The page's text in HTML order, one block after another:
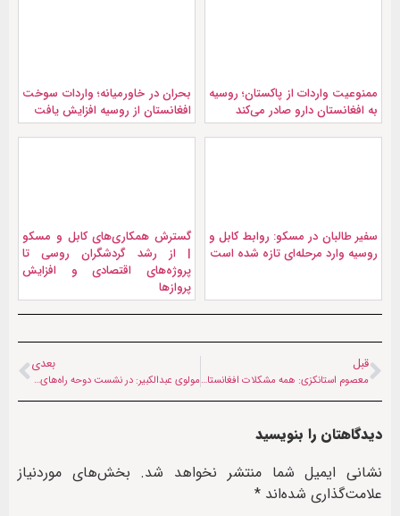
ممنوعیت واردات از پاکستان؛ روسیه
به افغانستان دارو صادر می‌کند
بحران در خاورمیانه؛ واردات سوخت
افغانستان از روسیه افزایش یافت
سفیر طالبان در مسکو: روابط کابل و
روسیه وارد مرحله‌ای تازه شده است
گسترش همکاری‌های کابل و مسکو
| از رشد گردشگران روسی تا
پروژه‌های اقتصادی و افزایش
پروازها
قبل
معصوم استانکزی: همه مشکلات افغانستان در یک نشست حل نمی‌شود
بعدی
مولوی عبدالکبیر: در نشست دوحه راه‌های تعامل افغانستان و جهان باز می‌شود
دیدگاهتان را بنویسید
نشانی ایمیل شما منتشر نخواهد شد. بخش‌های موردنیاز
علامت‌گذاری شده‌اند *